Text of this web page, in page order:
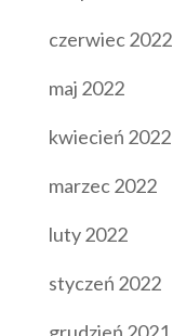
czerwiec 2022
maj 2022
kwiecień 2022
marzec 2022
luty 2022
styczeń 2022